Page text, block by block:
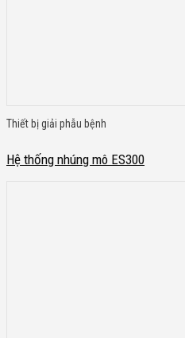
Thiết bị giải phẫu bệnh
Hệ thống nhúng mô ES300